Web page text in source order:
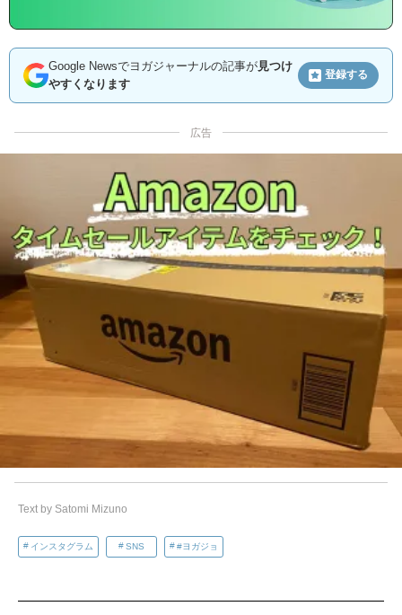
Google Newsでヨガジャーナルの記事が見つけ
やすくなります
登録する
広告
Text by Satomi Mizuno
インスタグラム SNS #ヨガジョ